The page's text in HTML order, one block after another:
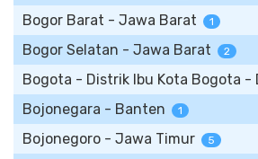
Bogor Barat - Jawa Barat 1
Bogor Selatan - Jawa Barat 2
Bogota - Distrik Ibu Kota Bogota -
Bojonegara - Banten 1
Bojonegoro - Jawa Timur 5